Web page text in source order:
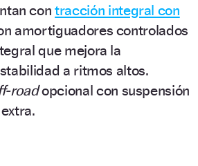
contracción integral con
amortiguadores controlados
que mejora la
a ritmos altos.
roadopcional con suspensión